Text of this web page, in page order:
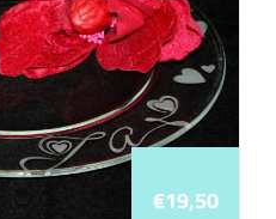
€19,50